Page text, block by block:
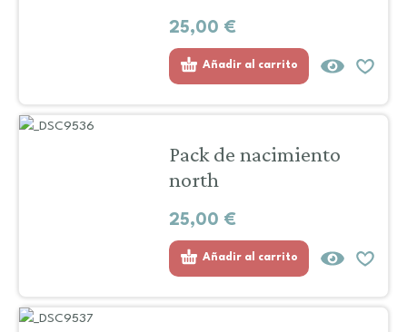
25,00 €
Añadir al carrito
Pack de nacimiento
north
25,00 €
Añadir al carrito